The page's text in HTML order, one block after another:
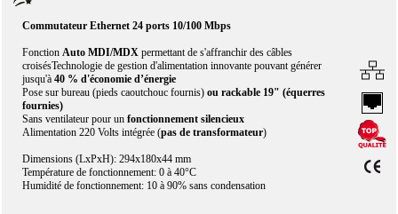
Commutateur Ethernet 24 ports 10/100 Mbps
FonctionAuto MDI/MDX permettant de s'affranchir des câbles
croisésTechnologie de gestion d'alimentation innovante pouvant générer
jusqu'à40 % d'économie d’énergie
Pose sur bureau (pieds caoutchouc fournis)ou rackable 19" (équerres
fournies)
Sans ventilateur pour unfonctionnement silencieux
Alimentation 220 Volts intégrée (pas de transformateur)
Dimensions (LxPxH): 294x180x44 mm
Température de fonctionnement: 0 à 40°C
Humidité de fonctionnement: 10 à 90% sans condensation